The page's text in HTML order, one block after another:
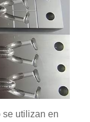
se utilizan en